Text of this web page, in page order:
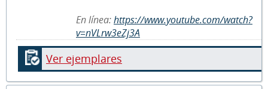
En línea:https://www.youtube.com/watch?
v=nVLrw3eZj3A
Ver ejemplares